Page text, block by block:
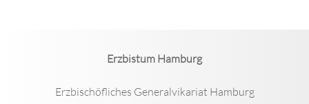
Erzbistum Hamburg
Erzbischöfliches Generalvikariat Hamburg